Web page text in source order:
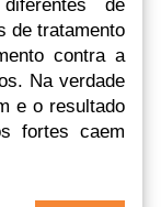
de
de tratamento
contra a
Na verdade
e o resultado
fortes caem